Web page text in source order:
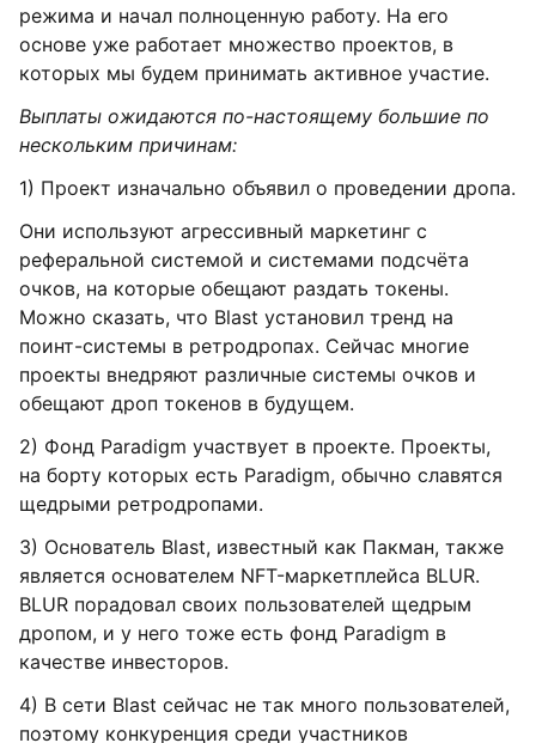
режима и начал полноценную работу. На его
основе уже работает множество проектов, в
которых мы будем принимать активное участие.
Выплаты ожидаются по-настоящему большие по
нескольким причинам:
1) Проект изначально объявил о проведении дропа.
Они используют агрессивный маркетинг с
реферальной системой и системами подсчёта
очков, на которые обещают раздать токены.
Можно сказать, что Blast установил тренд на
поинт-системы в ретродропах. Сейчас многие
проекты внедряют различные системы очков и
обещают дроп токенов в будущем.
2) Фонд Paradigm участвует в проекте. Проекты,
на борту которых есть Paradigm, обычно славятся
щедрыми ретродропами.
3) Основатель Blast, известный как Пакман, также
является основателем NFT-маркетплейса BLUR.
BLUR порадовал своих пользователей щедрым
дропом, и у него тоже есть фонд Paradigm в
качестве инвесторов.
4) В сети Blast сейчас не так много пользователей,
поэтому конкуренция среди участников